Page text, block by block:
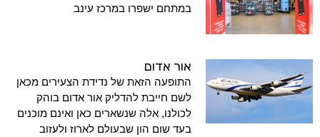
במתחם ישפרו במרכז עינב
אור אדום
התופעה הזאת של נדידת הצעירים מכאן
לשם חייבת להדליק אור אדום בוהק
לכולנו, אלה שנשארים כאן ואינם מוכנים
בעד שום הון שבעולם לארוז ולעזוב